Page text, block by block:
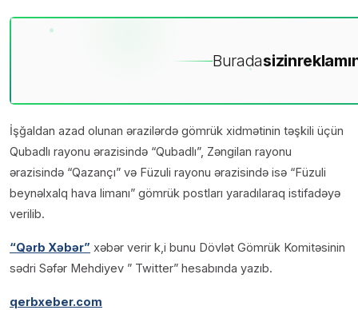
Buradasizin
İşğaldan azad olunan ərazilərdə gömrük xidmətinin təşkili üçün
Qubadlı rayonu ərazisində “Qubadlı”, Zəngilan rayonu
ərazisində “Qazançı” və Füzuli rayonu ərazisində isə “Füzuli
beynəlxalq hava limanı” gömrük postları yaradılaraq istifadəyə
verilib.
“Qərb Xəbər” xəbər verir k,i bunu Dövlət Gömrük Komitəsinin
sədri Səfər Mehdiyev ” Twitter” hesabında yazıb.
qerbxeber.com